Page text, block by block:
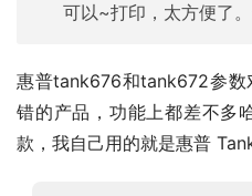
可以~打印，太方便了
惠普tank676和tank672参数
错的产品，功能上都差不多
款，我自己用的就是惠普